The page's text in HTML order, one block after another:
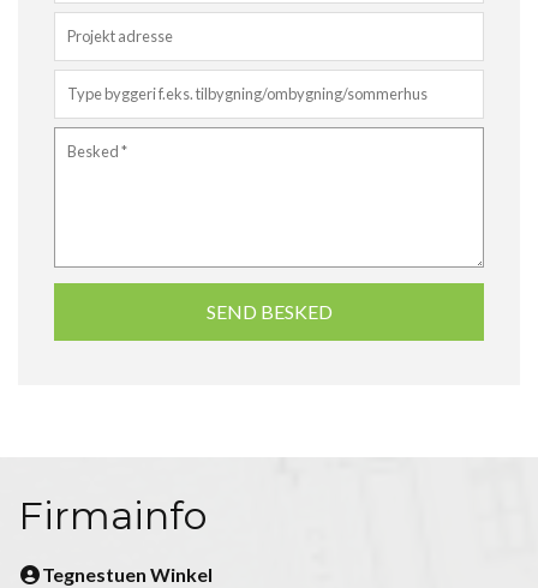
Firmainfo
Tegnestuen Winkel